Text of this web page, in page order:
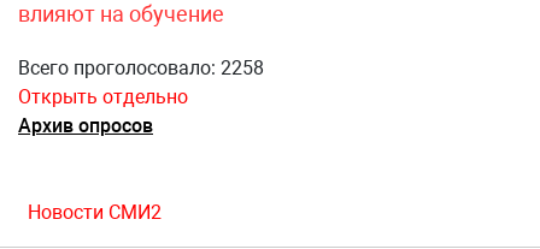
влияют на обучение
Всего проголосовало: 2258
Открыть отдельно
Архив опросов
Новости СМИ2